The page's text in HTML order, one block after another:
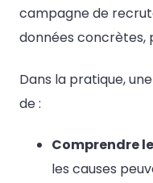
campagne de
données concrètes,
Dans la pratique,
de :
Comprendre
les causes